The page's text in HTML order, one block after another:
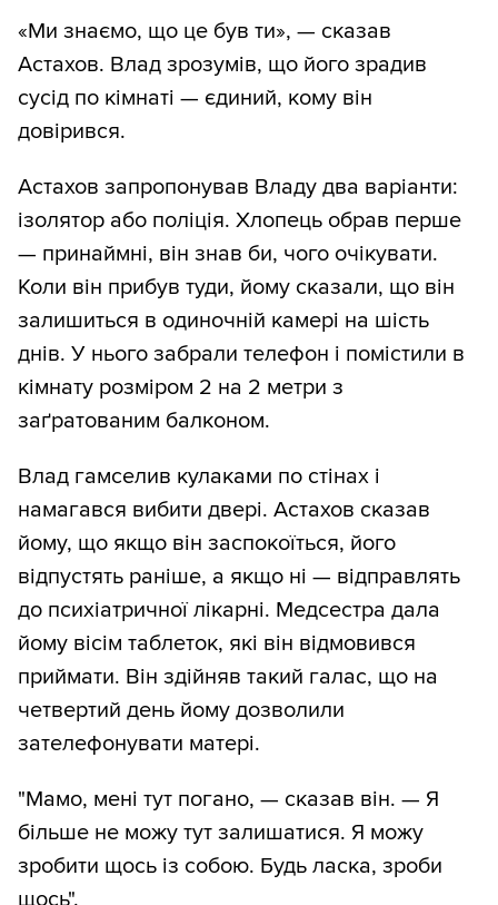
«Ми знаємо, що це був ти», — сказав
Астахов. Влад зрозумів, що його зрадив
сусід по кімнаті — єдиний, кому він
довірився.
Астахов запропонував Владу два варіанти:
ізолятор або поліція. Хлопець обрав перше
— принаймні, він знав би, чого очікувати.
Коли він прибув туди, йому сказали, що він
залишиться в одиночній камері на шість
днів. У нього забрали телефон і помістили в
кімнату розміром 2 на 2 метри з
заґратованим балконом.
Влад гамселив кулаками по стінах і
намагався вибити двері. Астахов сказав
йому, що якщо він заспокоїться, його
відпустять раніше, а якщо ні — відправлять
до психіатричної лікарні. Медсестра дала
йому вісім таблеток, які він відмовився
приймати. Він здійняв такий галас, що на
четвертий день йому дозволили
зателефонувати матері.
"Мамо, мені тут погано, — сказав він. — Я
більше не можу тут залишатися. Я можу
зробити щось із собою. Будь ласка, зроби
щось".